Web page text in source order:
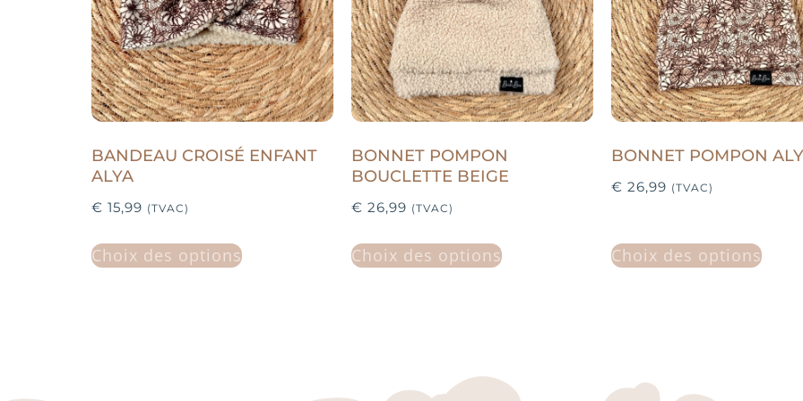
BANDEAU CROISÉ ENFANT
ALYA
€ 15,99 (TVAC)
Choix des options
BONNET POMPON
BOUCLETTE BEIGE
€ 26,99 (TVAC)
Choix des options
BONNET POMPON
€ 26,99 (TVAC)
Choix des options